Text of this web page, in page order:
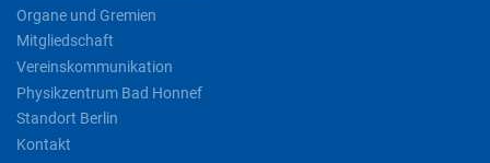
Organe und Gremien
Mitgliedschaft
Vereinskommunikation
Physikzentrum Bad Honnef
Standort Berlin
Kontakt